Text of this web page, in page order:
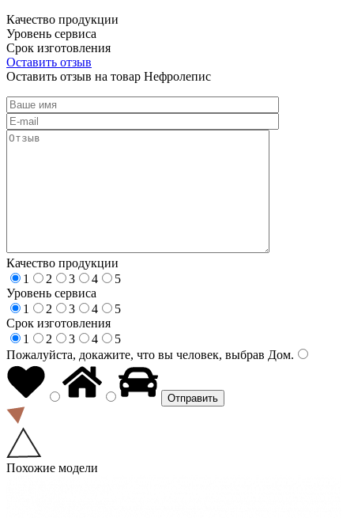
Качество продукции
Уровень сервиса
Срок изготовления
Оставить отзыв
Оставить отзыв на товар Нефролепис
Качество продукции
1
2 3 4
5
Уровень сервиса
1
2 3 4
5
Срок изготовления
1
2 3 4
5
Пожалуйста, докажите, что вы человек, выбрав Дом.
Похожие модели